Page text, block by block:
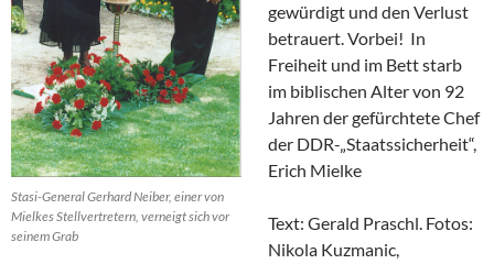
Stasi-General Gerhard Neiber, einer von
Mielkes Stellvertretern, verneigt sich vor
seinem Grab
gewürdigt und den Verlust
betrauert. Vorbei! In
Freiheit und im Bett starb
im biblischen Alter von 92
Jahren der gefürchtete Chef
der DDR-„Staatssicherheit“,
Erich Mielke
Text: Gerald Praschl. Fotos:
Nikola Kuzmanic,